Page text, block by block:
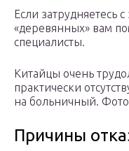
Если затрудняетесь
«деревянных» вам
специалисты.
Китайцы очень
практически
на больничный.
Причины